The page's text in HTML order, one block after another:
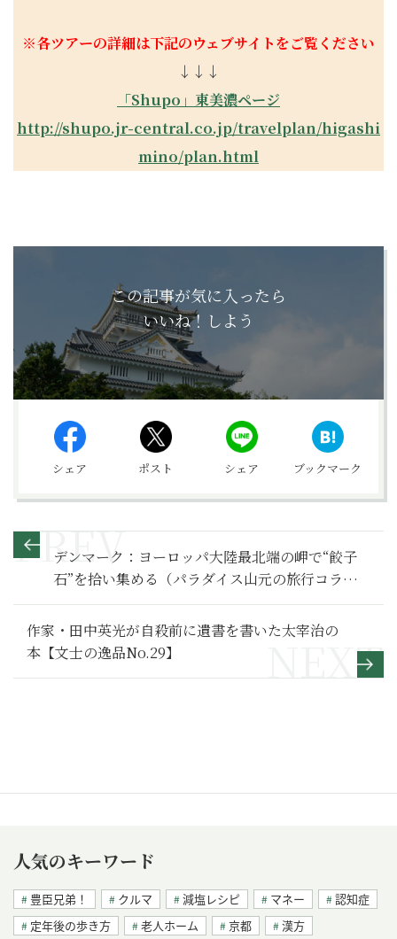
※各ツアーの詳細は下記のウェブサイトをご覧ください
↓↓↓
「Shupo 」東美濃ページ
http://shupo.jr-central.co.jp/travelplan/higashi
mino/plan.html
この記事が気に入ったら
いいね！しよう
シェア ポスト シェア ブックマーク
デンマーク：ヨーロッパ大陸最北端の岬で“餃子
石”を拾い集める（パラダイス山元の旅行コラム
第7回）
作家・田中英光が自殺前に遺書を書いた太宰治の
本【文士の逸品No.29】
人気のキーワード
豊臣兄弟！ クルマ 減塩レシピ マネー
認知症
定年後の歩き方
老人ホーム 京都 漢方